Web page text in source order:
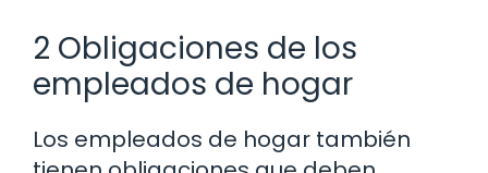
2 Obligaciones de los
empleados de hogar
Los empleados de hogar también